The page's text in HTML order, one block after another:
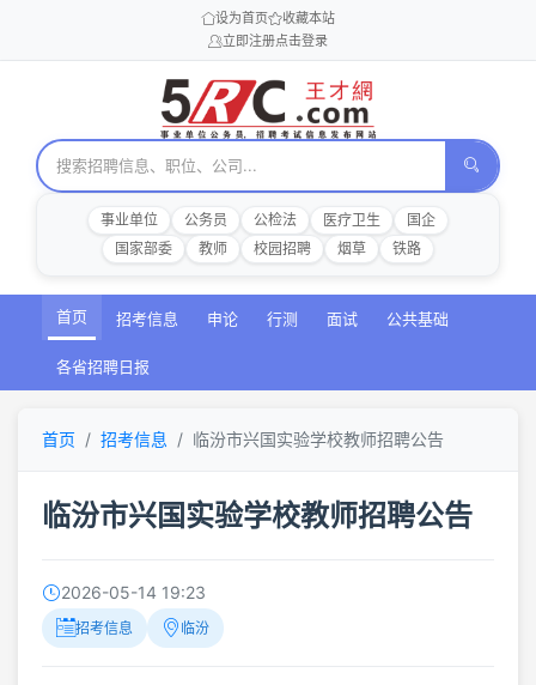
设为首页
收藏本站
立即注册点击登录
事业单位 公务员 公检法 医疗卫生
国企
国家部委
教师 校园招聘 烟草 铁路
首页 招考信息 申论 行测 面试 公共基础
各省招聘日报
首页 招考信息 临汾市兴国实验学校教师招聘公告
临汾市兴国实验学校教师招聘公告
2026-05-14 19:23
招考信息 临汾